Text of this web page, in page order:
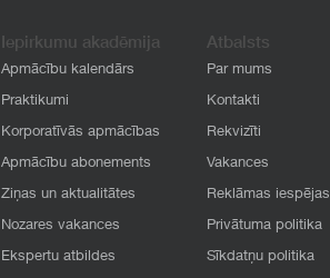
Iepirkumu akadēmija
Apmācību kalendārs
Praktikumi
Korporatīvās apmācības
Apmācību abonements
Ziņas un aktualitātes
Nozares vakances
Ekspertu atbildes
Atbalsts
Par mums
Kontakti
Rekvizīti
Vakances
Reklāmas iespējas
Privātuma politika
Sīkdatņu politika